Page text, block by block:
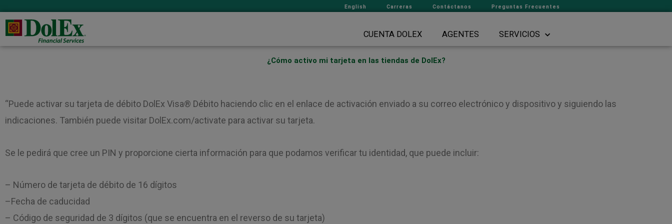
English Carreras Contáctanos Preguntas Frecuentes
CUENTA DOLEX AGENTES SERVICIOS
¿Cómo activo mi tarjeta en las tiendas de DolEx?
“Puede activar su tarjeta de débito DolEx Visa® Débito haciendo clic en el enlace de activación enviado a su correo electrónico y dispositivo y siguiendo las
indicaciones. También puede visitar DolEx.com/activate para activar su tarjeta.
Se le pedirá que cree un PIN y proporcione cierta información para que podamos verificar tu identidad, que puede incluir:
– Número de tarjeta de débito de 16 dígitos
–Fecha de caducidad
– Código de seguridad de 3 dígitos (que se encuentra en el reverso de su tarjeta)